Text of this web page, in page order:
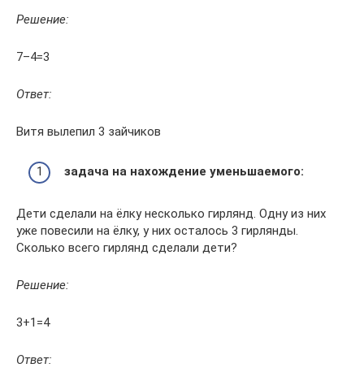
Решение:
7–4=3
Ответ:
Витя вылепил 3 зайчиков
задача на нахождение уменьшаемого:
Дети сделали на ёлку несколько гирлянд. Одну из них
уже повесили на ёлку, у них осталось 3 гирлянды.
Сколько всего гирлянд сделали дети?
Решение:
3+1=4
Ответ: